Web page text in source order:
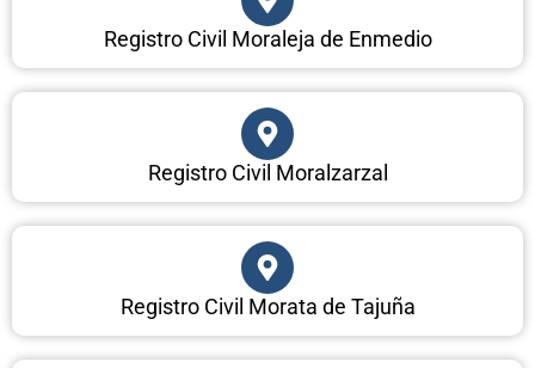
Registro Civil Moraleja de Enmedio
Registro Civil Moralzarzal
Registro Civil Morata de Tajuña